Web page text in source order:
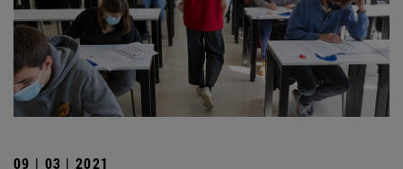
09 | 03 | 2021